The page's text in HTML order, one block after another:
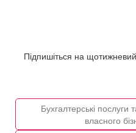
Підпишіться на
Бухгалтерські послуги
власного